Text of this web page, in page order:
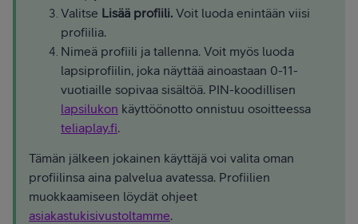
Valitse Lisää profiili. Voit luoda enintään viisi
profiilia.
Nimeä profiili ja tallenna. Voit myös luoda
lapsiprofiilin, joka näyttää ainoastaan 0-11-
vuotiaille sopivaa sisältöä. PIN-koodillisen
lapsilukon käyttöönotto onnistuu osoitteessa
teliaplay.fi.
Tämän jälkeen jokainen käyttäjä voi valita oman
profiilinsa aina palvelua avatessa. Profiilien
muokkaamiseen löydät ohjeet
asiakastukisivustoltamme.